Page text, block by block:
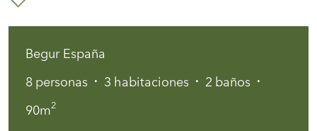
Begur España
8 personas · 3 habitaciones · 2 baños ·
90m2